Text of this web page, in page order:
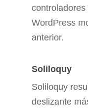
WordPress
anterior.
Soliloquy
Soliloquy
deslizante